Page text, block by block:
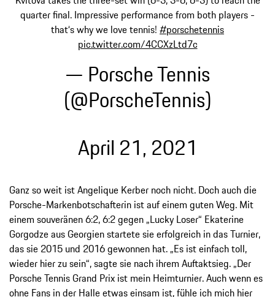
quarter final. Impressive performance from both players -
that‘s why we love tennis! #porschetennis
pic.twitter.com/4CCXzLtd7c
— Porsche Tennis
(@PorscheTennis)
April 21, 2021
Ganz so weit ist Angelique Kerber noch nicht. Doch auch die
Porsche-Markenbotschafterin ist auf einem guten Weg. Mit
einem souveränen 6:2, 6:2 gegen „Lucky Loser“ Ekaterine
Gorgodze aus Georgien startete sie erfolgreich in das Turnier,
das sie 2015 und 2016 gewonnen hat. „Es ist einfach toll,
wieder hier zu sein“, sagte sie nach ihrem Auftaktsieg. „Der
Porsche Tennis Grand Prix ist mein Heimturnier. Auch wenn es
ohne Fans in der Halle etwas einsam ist, fühle ich mich hier